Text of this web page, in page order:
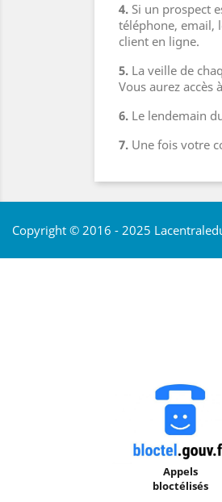
4. Si un prospect
téléphone, email,
client en ligne.
5. La veille de
Vous aurez
6. Le lendemain
7. Une fois votre
Copyright © 2016 - 2025
Appels
bloctélisés